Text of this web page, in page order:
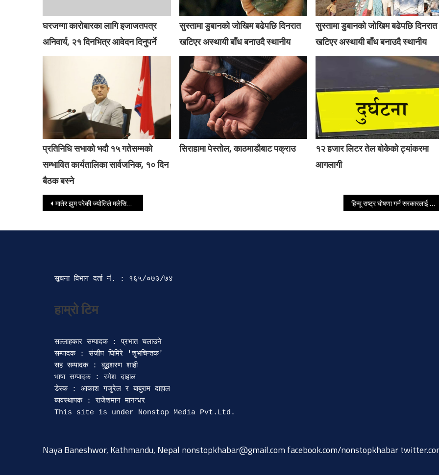
घरजग्गा कारोबारका लागि इजाजतपत्र
अनिवार्य, २१ दिनभित्र आवेदन दिनुपर्ने
सुस्तामा डुबानको जोखिम बढेपछि दिनरात
खटिएर अस्थायी बाँध बनाउदै स्थानीय
सुस्तामा डुबानको जोखिम बढेपछि दिनरात
खटिएर अस्थायी बाँध बनाउदै स्थानीय
प्रतिनिधि सभाको भदौ १५ गतेसम्मको
सम्भावित कार्यतालिका सार्वजनिक, १० दिन
बैठक बस्ने
सिराहामा पेस्तोल, काठमाडौबाट पक्राउ
१२ हजार लिटर तेल बोकेको ट्यांकरमा
आगलागी
Post navigation
मातेर झुम परेकी ज्योतिले मलेसियामा गरेको यस्तो अश्लिल हर्कतको भिडियो सार्वजनिक हिन्दू राष्ट्र घोषणा गर्न सरकारलाई दबाब दिइने
सूचना विभाग दर्ता‍ नं. : १६५/०७३/७४
हाम्रो टिम
सल्लाहकार सम्पादक : प्रभात चलाउने
सम्पादक : संजीप घिमिरे 'शुभचिन्तक'
सह सम्पादक : बुद्धशरण शाही
भाषा सम्पादक : रमेश दाहाल
डेस्क : आकाश गजुरेल र बाबुराम दाहाल
ब्यवस्थापक : राजेशमान मानन्धर
Naya Baneshwor, Kathmandu, Nepal nonstopkhabar@gmail.com facebook.com/nonstopkhabar